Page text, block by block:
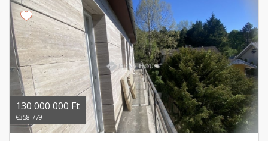
130 000 000 Ft
€358 779